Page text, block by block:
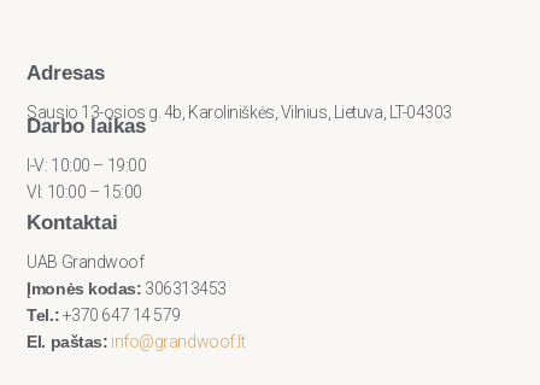
Adresas
Sausio 13-osios g. 4b, Karoliniškės, Vilnius, Lietuva, LT-04303
Darbo laikas
I-V: 10:00 – 19:00
VI: 10:00 – 15:00
Kontaktai
UAB Grandwoof
Įmonės kodas: 306313453
Tel.:+370 647 14 579
El. paštas: info@grandwoof.lt